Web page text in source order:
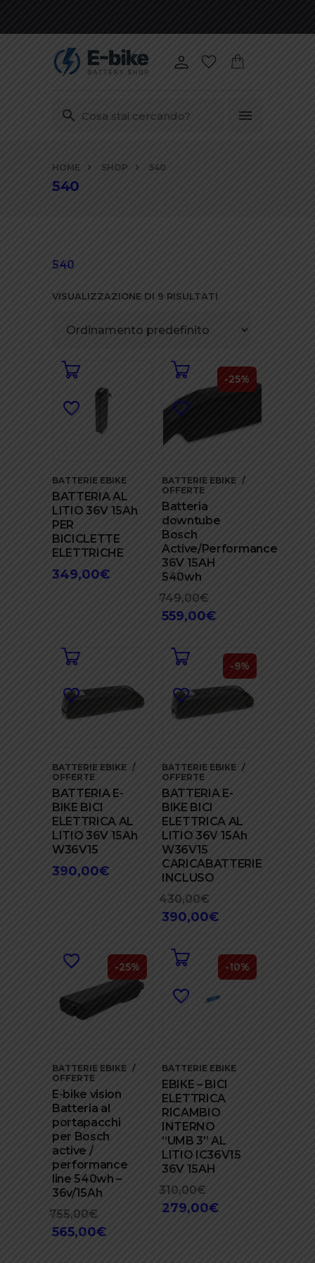
contenuti
HOME SHOP 540
540
540
VISUALIZZAZIONE DI 9 RISULTATI
BATTERIE EBIKE
BATTERIA AL
LITIO 36V 15Ah
PER
BICICLETTE
ELETTRICHE
349,00€
-25%
BATTERIE EBIKE
OFFERTE
Batteria
downtube
Bosch
Active/Performance
36V 15AH
540wh
749,00€
prezzo
749,00€.
559,00€
559,00€.
BATTERIE EBIKE
OFFERTE
BATTERIA E-
BIKE BICI
ELETTRICA AL
LITIO 36V 15Ah
W36V15
390,00€
-9%
BATTERIE EBIKE
OFFERTE
BATTERIA E-
BIKE BICI
ELETTRICA AL
LITIO 36V 15Ah
W36V15
CARICABATTERIE
INCLUSO
430,00€
prezzo
430,00€.
390,00€
è:
390,00€.
-25%
BATTERIE EBIKE
OFFERTE
E-bike vision
Batteria al
portapacchi
per Bosch
active /
performance
line 540wh –
36v/15Ah
755,00€
prezzo
565,00€
-10%
BATTERIE EBIKE
EBIKE – BICI
ELETTRICA
RICAMBIO
INTERNO
“UMB 3” AL
LITIO IC36V15
36V 15AH
310,00€
prezzo
279,00€